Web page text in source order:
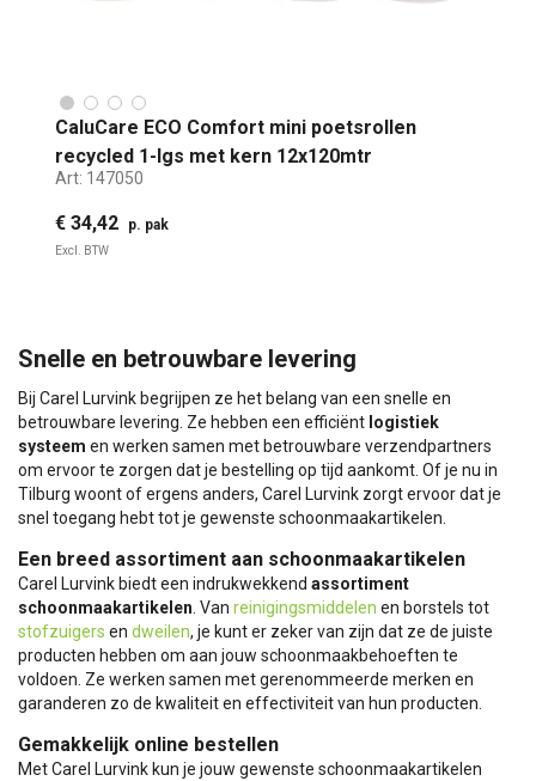
CaluCare ECO Comfort mini poetsrollen
recycled 1-lgs met kern 12x120mtr
Art: 147050
€ 34,42 p. pak
Excl. BTW
Snelle en betrouwbare levering
Bij Carel Lurvink begrijpen ze het belang van een snelle en
betrouwbare levering. Ze hebben een efficiënt logistiek
systeem en werken samen met betrouwbare verzendpartners
om ervoor te zorgen dat je bestelling op tijd aankomt. Of je nu in
Tilburg woont of ergens anders, Carel Lurvink zorgt ervoor dat je
snel toegang hebt tot je gewenste schoonmaakartikelen.
Een breed assortiment aan schoonmaakartikelen
Carel Lurvink biedt een indrukwekkend assortiment
schoonmaakartikelen . Van reinigingsmiddelen en borstels tot
stofzuigers en dweilen, je kunt er zeker van zijn dat ze de juiste
producten hebben om aan jouw schoonmaakbehoeften te
voldoen. Ze werken samen met gerenommeerde merken en
garanderen zo de kwaliteit en effectiviteit van hun producten.
Gemakkelijk online bestellen
Met Carel Lurvink kun je jouw gewenste schoonmaakartikelen